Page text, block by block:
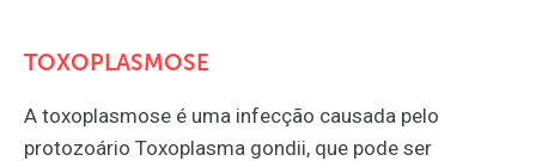
TOXOPLASMOSE
A toxoplasmose é uma infecção causada pelo
protozoário Toxoplasma gondii, que pode ser